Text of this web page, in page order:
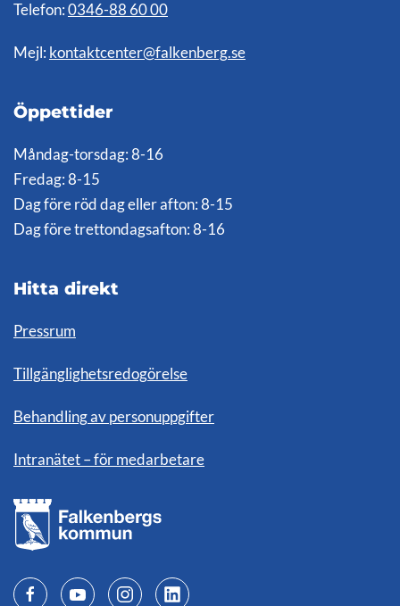
Telefon: 0346-88 60 00
Mejl: kontaktcenter@falkenberg.se
Öppettider
Måndag-torsdag: 8-16
Fredag: 8-15
Dag före röd dag eller afton: 8-15
Dag före trettondagsafton: 8-16
Hitta direkt
Pressrum
Tillgänglighetsredogörelse
Behandling av personuppgifter
Intranätet – för medarbetare